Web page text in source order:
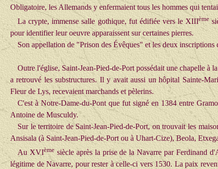
Obligatoire, les Allemands y enfermaient tous les hommes qui
La crypte, immense salle gothique, fut édifiée vers le XIIIème
pour identifier leur oeuvre apparaissent sur certaines pierres.
Son appellation de "Prison des Évêques" et les deux
Outre l'église, Saint-Jean-Pied-de-Port possédait une chapelle à
a retrouvé les substructures. Il y avait aussi un hôpital Sainte-
Fleur de Lys, recevaient marchands et pèlerins.
C'est à Notre-Dame-du-Pont que fut signé en 1384 entre
Antoine de Musculdy.
Sur le territoire de Saint-Jean-Pied-de-Port,on trouvait les
Ansisala (à Saint-Jean-Pied-de-Portou à Uhart-Cize), Beola,
Au XVIèmesiècle après la prise de la Navarre par Ferdinand
légitime de Navarre, pour rester à celle-ci vers 1530. La paix